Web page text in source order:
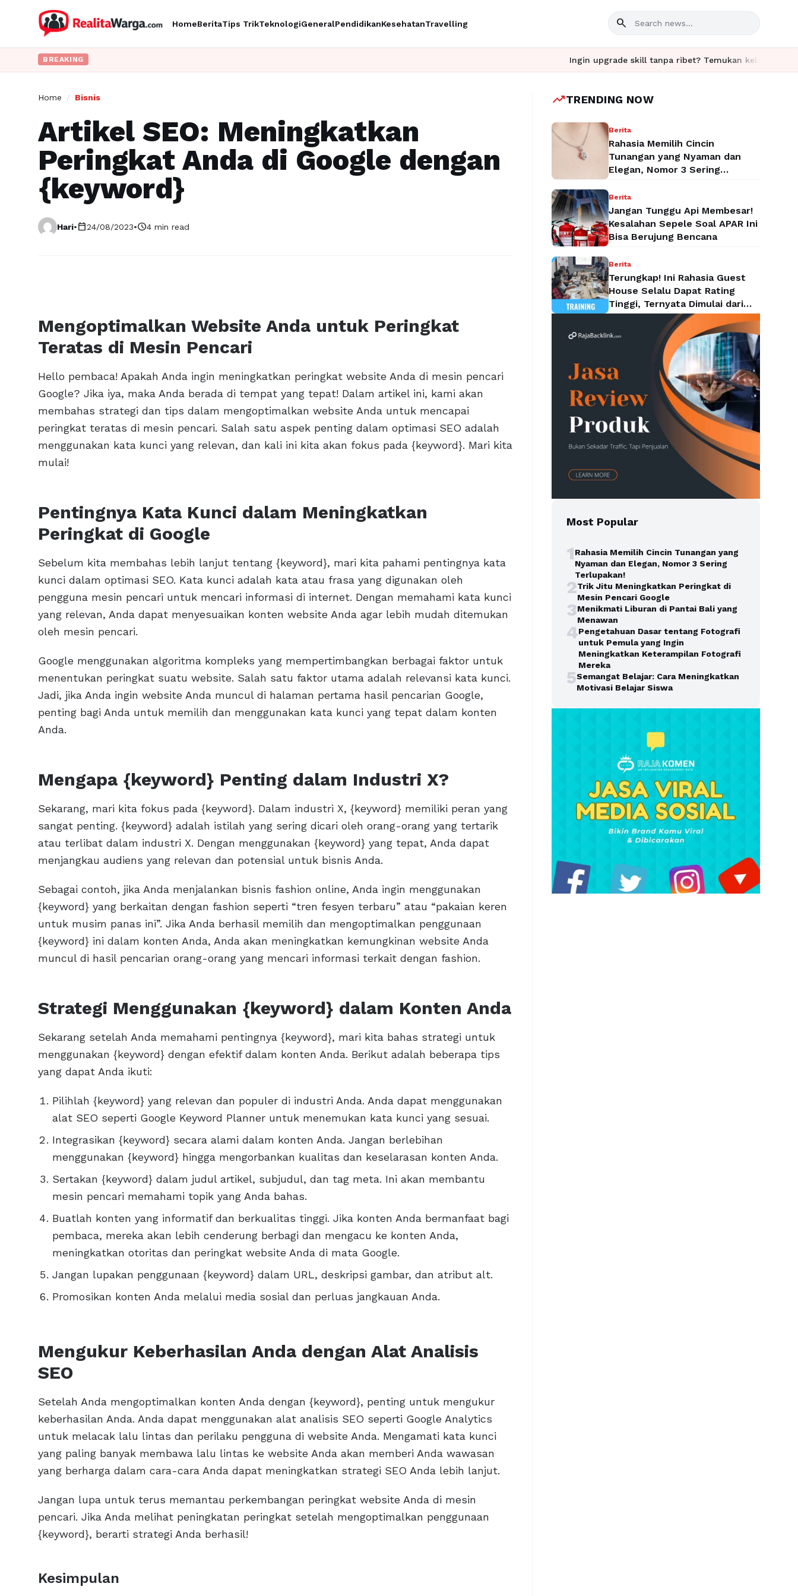
HomeBeritaTips TrikTeknologiGeneralPendidikanKesehatanTravelling search
BREAKING Ingin upgrade skill tanpa ribet? Temukan kelas seru dan materi
Home / Bisnis
Artikel SEO: Meningkatkan
Peringkat Anda di Google dengan
{keyword}
Hari•calendar_today24/08/2023•schedule4 min read
Mengoptimalkan Website Anda untuk Peringkat
Teratas di Mesin Pencari
Hello pembaca! Apakah Anda ingin meningkatkan peringkat website Anda di mesin pencari
Google? Jika iya, maka Anda berada di tempat yang tepat! Dalam artikel ini, kami akan
membahas strategi dan tips dalam mengoptimalkan website Anda untuk mencapai
peringkat teratas di mesin pencari. Salah satu aspek penting dalam optimasi SEO adalah
menggunakan kata kunci yang relevan, dan kali ini kita akan fokus pada {keyword}. Mari kita
mulai!
Pentingnya Kata Kunci dalam Meningkatkan
Peringkat di Google
Sebelum kita membahas lebih lanjut tentang {keyword}, mari kita pahami pentingnya kata
kunci dalam optimasi SEO. Kata kunci adalah kata atau frasa yang digunakan oleh
pengguna mesin pencari untuk mencari informasi di internet. Dengan memahami kata kunci
yang relevan, Anda dapat menyesuaikan konten website Anda agar lebih mudah ditemukan
oleh mesin pencari.
Google menggunakan algoritma kompleks yang mempertimbangkan berbagai faktor untuk
menentukan peringkat suatu website. Salah satu faktor utama adalah relevansi kata kunci.
Jadi, jika Anda ingin website Anda muncul di halaman pertama hasil pencarian Google,
penting bagi Anda untuk memilih dan menggunakan kata kunci yang tepat dalam konten
Anda.
Mengapa {keyword} Penting dalam Industri X?
Sekarang, mari kita fokus pada {keyword}. Dalam industri X, {keyword} memiliki peran yang
sangat penting. {keyword} adalah istilah yang sering dicari oleh orang-orang yang tertarik
atau terlibat dalam industri X. Dengan menggunakan {keyword} yang tepat, Anda dapat
menjangkau audiens yang relevan dan potensial untuk bisnis Anda.
Sebagai contoh, jika Anda menjalankan bisnis fashion online, Anda ingin menggunakan
{keyword} yang berkaitan dengan fashion seperti “tren fesyen terbaru” atau “pakaian keren
untuk musim panas ini”. Jika Anda berhasil memilih dan mengoptimalkan penggunaan
{keyword} ini dalam konten Anda, Anda akan meningkatkan kemungkinan website Anda
muncul di hasil pencarian orang-orang yang mencari informasi terkait dengan fashion.
Strategi Menggunakan {keyword} dalam Konten Anda
Sekarang setelah Anda memahami pentingnya {keyword}, mari kita bahas strategi untuk
menggunakan {keyword} dengan efektif dalam konten Anda. Berikut adalah beberapa tips
yang dapat Anda ikuti:
Pilihlah {keyword} yang relevan dan populer di industri Anda. Anda dapat menggunakan
alat SEO seperti Google Keyword Planner untuk menemukan kata kunci yang sesuai.
Integrasikan {keyword} secara alami dalam konten Anda. Jangan berlebihan
menggunakan {keyword} hingga mengorbankan kualitas dan keselarasan konten Anda.
Sertakan {keyword} dalam judul artikel, subjudul, dan tag meta. Ini akan membantu
mesin pencari memahami topik yang Anda bahas.
Buatlah konten yang informatif dan berkualitas tinggi. Jika konten Anda bermanfaat bagi
pembaca, mereka akan lebih cenderung berbagi dan mengacu ke konten Anda,
meningkatkan otoritas dan peringkat website Anda di mata Google.
Jangan lupakan penggunaan {keyword} dalam URL, deskripsi gambar, dan atribut alt.
Promosikan konten Anda melalui media sosial dan perluas jangkauan Anda.
Mengukur Keberhasilan Anda dengan Alat Analisis
SEO
Setelah Anda mengoptimalkan konten Anda dengan {keyword}, penting untuk mengukur
keberhasilan Anda. Anda dapat menggunakan alat analisis SEO seperti Google Analytics
untuk melacak lalu lintas dan perilaku pengguna di website Anda. Mengamati kata kunci
yang paling banyak membawa lalu lintas ke website Anda akan memberi Anda wawasan
yang berharga dalam cara-cara Anda dapat meningkatkan strategi SEO Anda lebih lanjut.
Jangan lupa untuk terus memantau perkembangan peringkat website Anda di mesin
pencari. Jika Anda melihat peningkatan peringkat setelah mengoptimalkan penggunaan
{keyword}, berarti strategi Anda berhasil!
Kesimpulan
trending_upTRENDING NOW
Berita
Rahasia Memilih Cincin
Tunangan yang Nyaman dan
Elegan, Nomor 3 Sering
Berita
Jangan Tunggu Api Membesar!
Kesalahan Sepele Soal APAR Ini
Bisa Berujung Bencana
Berita
Terungkap! Ini Rahasia Guest
House Selalu Dapat Rating
Tinggi, Ternyata Dimulai dari
Housekeeping
Most Popular
1Rahasia Memilih Cincin Tunangan yang
Nyaman dan Elegan, Nomor 3 Sering
Terlupakan!
2Trik Jitu Meningkatkan Peringkat di
Mesin Pencari Google
3Menikmati Liburan di Pantai Bali yang
Menawan
4Pengetahuan Dasar tentang Fotografi
untuk Pemula yang Ingin
Meningkatkan Keterampilan Fotografi
Mereka
5Semangat Belajar: Cara Meningkatkan
Motivasi Belajar Siswa